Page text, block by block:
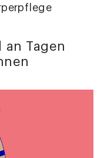
Tagen